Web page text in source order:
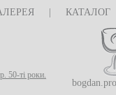
КАТАЛОГ
50-ті роки.